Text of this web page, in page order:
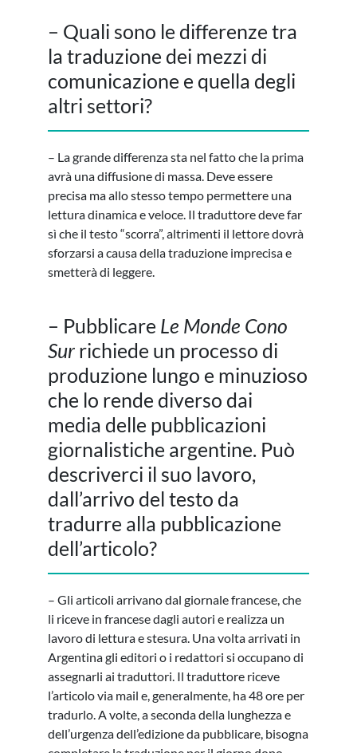
– Quali sono le differenze tra
la traduzione dei mezzi di
comunicazione e quella degli
altri settori?
– La grande differenza sta nel fatto che la prima
avrà una diffusione di massa. Deve essere
precisa ma allo stesso tempo permettere una
lettura dinamica e veloce. Il traduttore deve far
sì che il testo “scorra”, altrimenti il lettore dovrà
sforzarsi a causa della traduzione imprecisa e
smetterà di leggere.
– Pubblicare Le Monde Cono
Sur richiede un processo di
produzione lungo e minuzioso
che lo rende diverso dai
media delle pubblicazioni
giornalistiche argentine. Può
descriverci il suo lavoro,
dall’arrivo del testo da
tradurre alla pubblicazione
dell’articolo?
– Gli articoli arrivano dal giornale francese, che
li riceve in francese dagli autori e realizza un
lavoro di lettura e stesura. Una volta arrivati in
Argentina gli editori o i redattori si occupano di
assegnarli ai traduttori. Il traduttore riceve
l’articolo via mail e, generalmente, ha 48 ore per
tradurlo. A volte, a seconda della lunghezza e
dell’urgenza dell’edizione da pubblicare, bisogna